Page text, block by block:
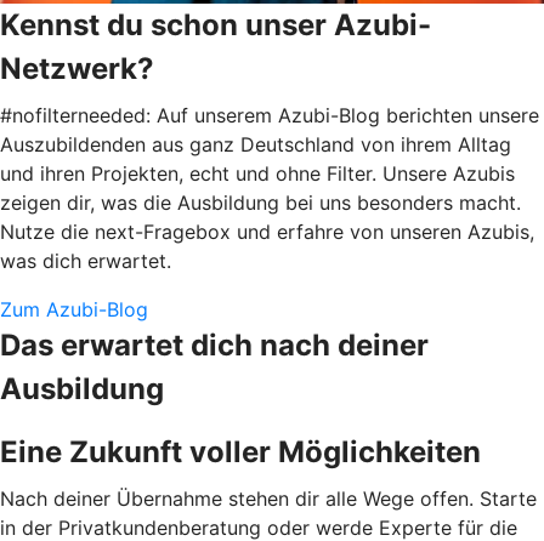
Kennst du schon unser Azubi-
Netzwerk?
#nofilterneeded: Auf unserem Azubi-Blog berichten unsere
Auszubildenden aus ganz Deutschland von ihrem Alltag
und ihren Projekten, echt und ohne Filter. Unsere Azubis
zeigen dir, was die Ausbildung bei uns besonders macht.
Nutze die next-Fragebox und erfahre von unseren Azubis,
was dich erwartet.
Zum Azubi-Blog
Das erwartet dich nach deiner
Ausbildung
Eine Zukunft voller Möglichkeiten
Nach deiner Übernahme stehen dir alle Wege offen. Starte
in der Privatkundenberatung oder werde Experte für die